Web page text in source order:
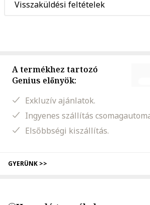
Visszaküldési feltételek
A termékhez tartozó
Genius előnyök:
Exkluzív ajánlatok.
Ingyenes szállítás
Elsőbbségi kiszállítás.
GYERÜNK >>